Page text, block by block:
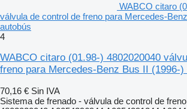
WABCO citaro
válvula de control de freno para Mercedes-
autobús
4
WABCO citaro (01.98-) 4802020040
freno para Mercedes-Benz Bus II (1996-)
70,16 € Sin IVA
Sistema de frenado - válvula de control de freno